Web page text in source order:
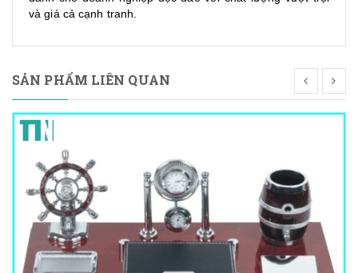
và giá cả cạnh tranh.
SẢN PHẨM LIÊN QUAN